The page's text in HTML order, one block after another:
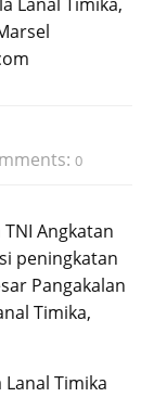
0
Angkatan
peningkatan
Pangakalan
Timika,
Timika